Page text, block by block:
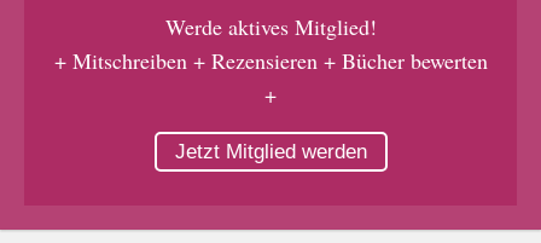
Werde aktives Mitglied!
+ Mitschreiben + Rezensieren + Bücher bewerten
+
Jetzt Mitglied werden